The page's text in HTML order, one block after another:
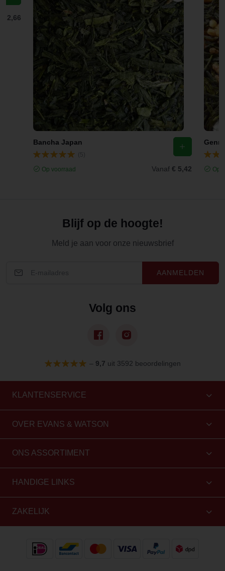
€ 2,66
Bancha Japan
Op voorraad Vanaf € 5,42 Op
Blijf op de hoogte!
Meld je aan voor onze nieuwsbrief
AANMELDEN
Volg ons
– 9,7 uit 3592 beoordelingen
KLANTENSERVICE
OVER EVANS & WATSON
ONS ASSORTIMENT
HANDIGE LINKS
ZAKELIJK